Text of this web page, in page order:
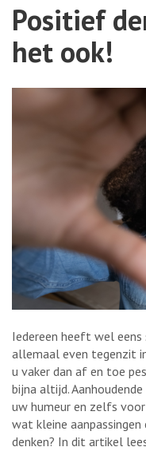
Positief
het ook!
Iedereen heeft wel
allemaal even tegenzit
u vaker dan af en toe
bijna altijd.
uw humeur en zelfs
wat kleine
denken? In dit artikel